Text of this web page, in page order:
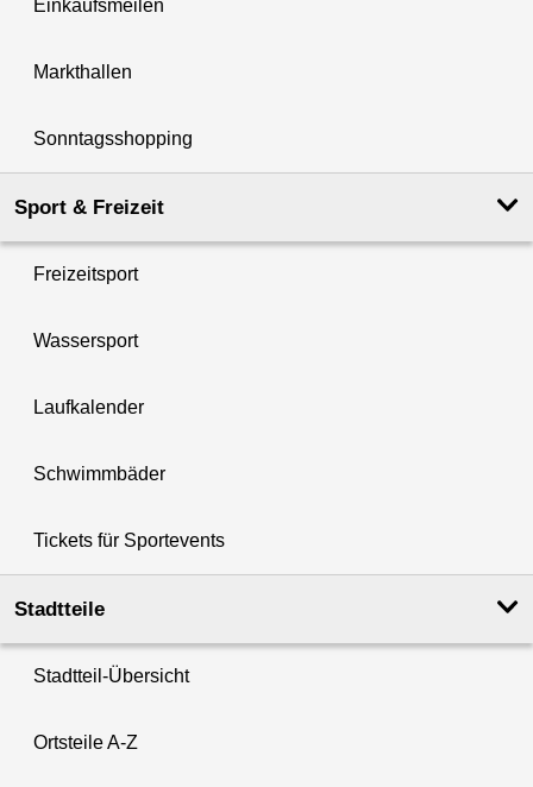
Einkaufsmeilen
Markthallen
Sonntagsshopping
Sport & Freizeit
Freizeitsport
Wassersport
Laufkalender
Schwimmbäder
Tickets für Sportevents
Stadtteile
Stadtteil-Übersicht
Ortsteile A-Z